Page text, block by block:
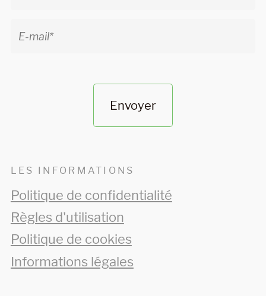
Envoyer
LES INFORMATIONS
Politique de confidentialité
Règles d'utilisation
Politique de cookies
Informations légales